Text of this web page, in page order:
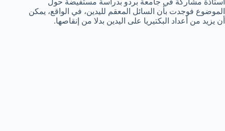
الموضوع فوجدت بأن السائل المعقم لليدين، في الواقع، يمكن
أن يزيد من أعداد البكتيريا على اليدين بدلا من إنقاصها.